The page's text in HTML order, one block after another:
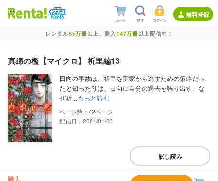
無料登録
レンタル55万冊以上、購入147万冊以上配信中！
真綿の檻【マイクロ】 祈里編13
日向の事故は、祈里を実家から逃すための策略だっ
たと知った母は、日向に自分の過去を語り出す。な
ぜ祈...もっと読む
42
配信日：2024/01/06
試し読み
購入